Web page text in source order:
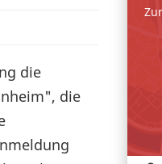
die
die